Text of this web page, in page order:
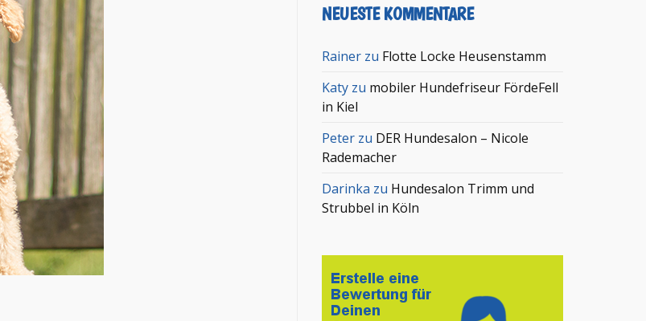
NEUESTE KOMMENTARE
Rainer zu Flotte Locke Heusenstamm
Katy zu mobiler Hundefriseur FördeFell
in Kiel
Peter zu DER Hundesalon – Nicole
Rademacher
Darinka zu Hundesalon Trimm und
Strubbel in Köln